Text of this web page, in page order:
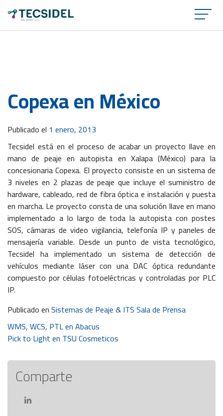
×
Copexa en México
Publicado el 1 enero, 2013
Tecsidel está en el proceso de acabar un proyecto llave en
mano de peaje en autopista en Xalapa (México) para la
concesionaria Copexa. El proyecto consiste en un sistema de
3 niveles en 2 plazas de peaje que incluye el suministro de
hardware, cableado, red de fibra óptica e instalación y puesta
en marcha. Le proyecto consta de una solución llave en mano
implementado a lo largo de toda la autopista con postes
SOS, cámaras de video vigilancia, telefonía IP y paneles de
mensajería variable. Desde un punto de vista tecnológico,
Tecsidel ha implementado un sistema de detección de
vehículos mediante láser con una DAC óptica redundante
compuesto por células fotoeléctricas y controladas por PLC
IP.
Publicado enSistemas de Peaje & ITS Sala de Prensa
Navegación
de
entradas
WMS, WCS, PTL en Abacus
Pick to Light en TSU Cosmeticos
Comparte